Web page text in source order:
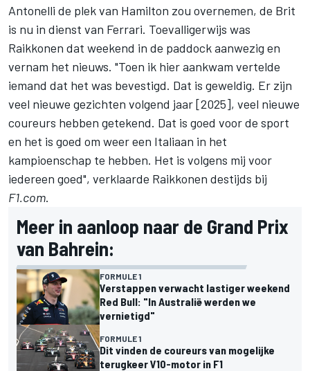
Antonelli de plek van Hamilton zou overnemen, de Brit
is nu in dienst van Ferrari. Toevalligerwijs was
Raikkonen dat weekend in de paddock aanwezig en
vernam het nieuws. "Toen ik hier aankwam vertelde
iemand dat het was bevestigd. Dat is geweldig. Er zijn
veel nieuwe gezichten volgend jaar [2025], veel nieuwe
coureurs hebben getekend. Dat is goed voor de sport
en het is goed om weer een Italiaan in het
kampioenschap te hebben. Het is volgens mij voor
iedereen goed", verklaarde Raikkonen destijds bij
F1.com.
Meer in aanloop naar de Grand Prix
van Bahrein:
FORMULE 1
Verstappen verwacht lastiger weekend
Red Bull: "In Australië werden we
vernietigd"
FORMULE 1
Dit vinden de coureurs van mogelijke
terugkeer V10-motor in F1